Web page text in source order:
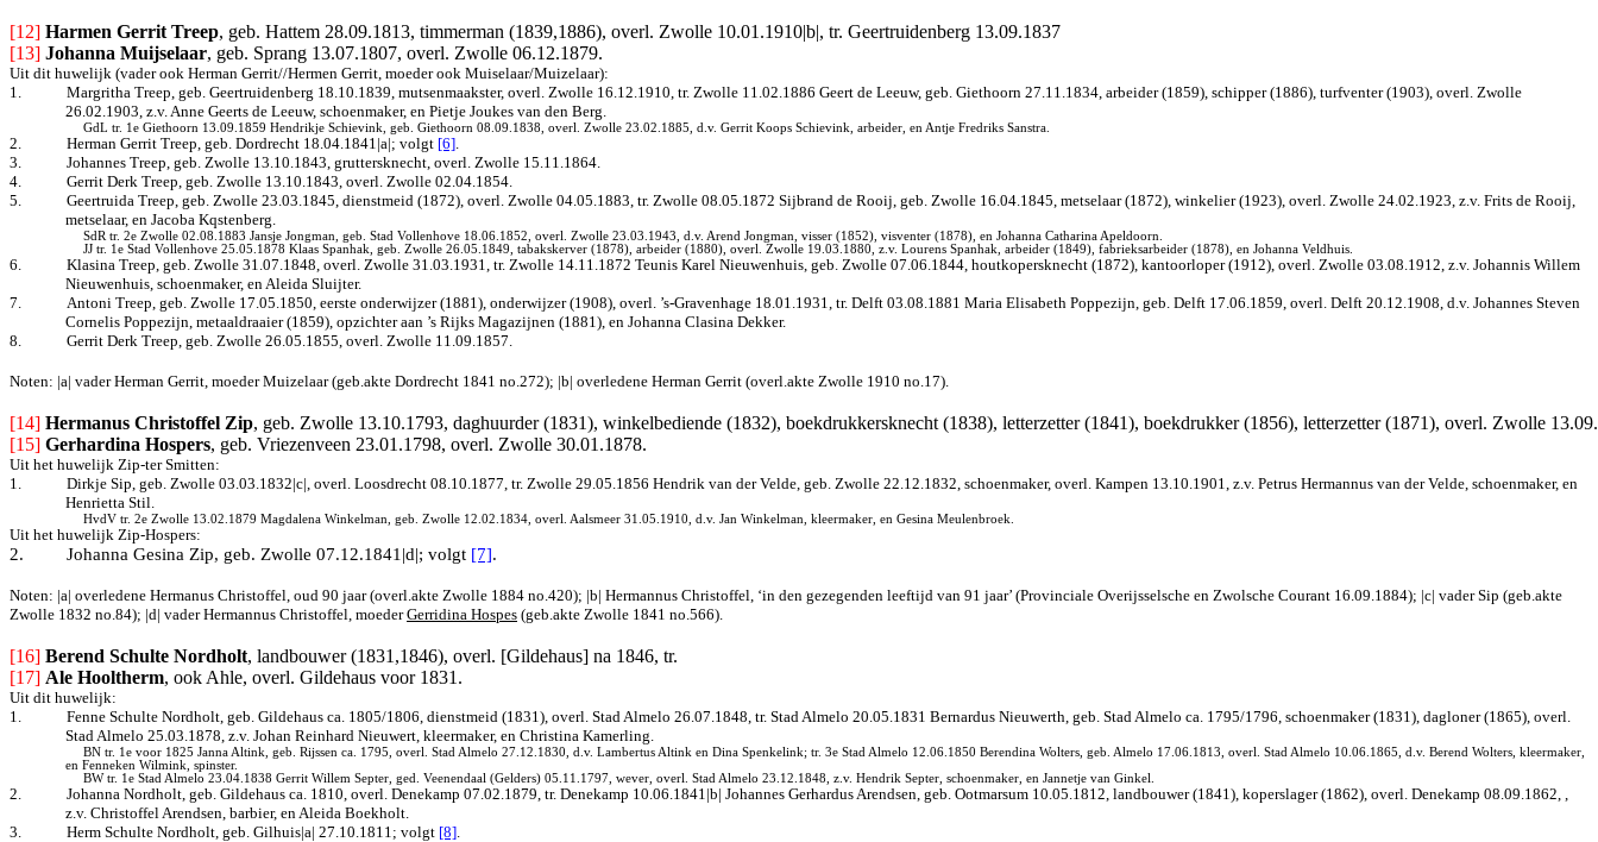
[12] Harmen Gerrit Treep, geb. Hattem 28.09.1813, timmerman (1839,1886), overl. Zwolle 10.01.1910|b|, tr. Geertruidenberg 13.09.1837
[13] Johanna Muijselaar, geb. Sprang 13.07.1807, overl. Zwolle 06.12.1879.
Uit dit huwelijk (vader ook Herman Gerrit//Hermen Gerrit, moeder ook Muiselaar/Muizelaar):
1.
Margritha Treep, geb. Geertruidenberg 18.10.1839, mutsenmaakster, overl. Zwolle 16.12.1910, tr. Zwolle 11.02.1886 Geert de Leeuw, geb. Giethoorn 27.11.1834, arbeider (1859), schipper (1886), turfventer (1903), overl. Zwolle
26.02.1903, z.v. Anne Geerts de Leeuw, schoenmaker, en Pietje Joukes van den Berg.
GdL tr. 1e Giethoorn 13.09.1859 Hendrikje Schievink, geb. Giethoorn 08.09.1838, overl. Zwolle 23.02.1885, d.v. Gerrit Koops Schievink, arbeider, en Antje Fredriks Sanstra.
2. Herman Gerrit Treep, geb. Dordrecht 18.04.1841|a|; volgt [6].
3.
Johannes Treep, geb. Zwolle 13.10.1843, gruttersknecht, overl. Zwolle 15.11.1864.
4.
Gerrit Derk Treep, geb. Zwolle 13.10.1843, overl. Zwolle 02.04.1854.
5.
Geertruida Treep, geb. Zwolle 23.03.1845, dienstmeid (1872), overl. Zwolle 04.05.1883, tr. Zwolle 08.05.1872 Sijbrand de Rooij, geb. Zwolle 16.04.1845, metselaar (1872), winkelier (1923), overl. Zwolle 24.02.1923, z.v. Frits de Rooij,
metselaar, en Jacoba Kqstenberg.
SdR tr. 2e Zwolle 02.08.1883 Jansje Jongman, geb. Stad Vollenhove 18.06.1852, overl. Zwolle 23.03.1943, d.v. Arend Jongman, visser (1852), visventer (1878), en Johanna Catharina Apeldoorn.
JJ tr. 1e Stad Vollenhove 25.05.1878 Klaas Spanhak, geb. Zwolle 26.05.1849, tabakskerver (1878), arbeider (1880), overl. Zwolle 19.03.1880, z.v. Lourens Spanhak, arbeider (1849), fabrieksarbeider (1878), en Johanna Veldhuis.
6.
Klasina Treep, geb. Zwolle 31.07.1848, overl. Zwolle 31.03.1931, tr. Zwolle 14.11.1872 Teunis Karel Nieuwenhuis, geb. Zwolle 07.06.1844, houtkopersknecht (1872), kantoorloper (1912), overl. Zwolle 03.08.1912, z.v. Johannis Willem
Nieuwenhuis, schoenmaker, en Aleida Sluijter.
7.
Antoni Treep, geb. Zwolle 17.05.1850, eerste onderwijzer (1881), onderwijzer (1908), overl. ’s-Gravenhage 18.01.1931, tr. Delft 03.08.1881 Maria Elisabeth Poppezijn, geb. Delft 17.06.1859, overl. Delft 20.12.1908, d.v. Johannes Steven
Cornelis Poppezijn, metaaldraaier (1859), opzichter aan ’s Rijks Magazijnen (1881), en Johanna Clasina Dekker.
8.
Gerrit Derk Treep, geb. Zwolle 26.05.1855, overl. Zwolle 11.09.1857.
Noten: |a| vader Herman Gerrit, moeder Muizelaar (geb.akte Dordrecht 1841 no.272); |b| overledene Herman Gerrit (overl.akte Zwolle 1910 no.17).
[14] Hermanus Christoffel Zip, geb. Zwolle 13.10.1793, daghuurder (1831), winkelbediende (1832), boekdrukkersknecht (1838), letterzetter (1841), boekdrukker (1856), letterzetter (1871), overl. Zwolle
[15] Gerhardina Hospers, geb. Vriezenveen 23.01.1798, overl. Zwolle 30.01.1878.
Uit het huwelijk Zip-ter Smitten:
1.
Dirkje Sip, geb. Zwolle 03.03.1832|c|, overl. Loosdrecht 08.10.1877, tr. Zwolle 29.05.1856 Hendrik van der Velde, geb. Zwolle 22.12.1832, schoenmaker, overl. Kampen 13.10.1901, z.v. Petrus Hermannus van der Velde, schoenmaker, en
Henrietta Stil.
HvdV tr. 2e Zwolle 13.02.1879 Magdalena Winkelman, geb. Zwolle 12.02.1834, overl. Aalsmeer 31.05.1910, d.v. Jan Winkelman, kleermaker, en Gesina Meulenbroek.
Uit het huwelijk Zip-Hospers:
2. Johanna Gesina Zip, geb. Zwolle 07.12.1841|d|; volgt [7].
Noten: |a| overledene Hermanus Christoffel, oud 90 jaar (overl.akte Zwolle 1884 no.420); |b| Hermannus Christoffel, ‘in den gezegenden leeftijd van 91 jaar’ (Provinciale Overijsselsche en Zwolsche Courant 16.09.1884); |c| vader Sip (geb.akte
Zwolle 1832 no.84); |d| vader Hermannus Christoffel, moederGerridina Hospes (geb.akte Zwolle 1841 no.566).
[16] Berend Schulte Nordholt, landbouwer (1831,1846), overl. [Gildehaus] na 1846, tr.
[17] Ale Hooltherm, ook Ahle, overl. Gildehaus voor 1831.
Uit dit huwelijk:
1.
Fenne Schulte Nordholt, geb. Gildehaus ca. 1805/1806, dienstmeid (1831), overl. Stad Almelo 26.07.1848, tr. Stad Almelo 20.05.1831 Bernardus Nieuwerth, geb. Stad Almelo ca. 1795/1796, schoenmaker (1831), dagloner (1865), overl.
Stad Almelo 25.03.1878, z.v. Johan Reinhard Nieuwert, kleermaker, en Christina Kamerling.
BN tr. 1e voor 1825 Janna Altink, geb. Rijssen ca. 1795, overl. Stad Almelo 27.12.1830, d.v. Lambertus Altink en Dina Spenkelink; tr. 3e Stad Almelo 12.06.1850 Berendina Wolters, geb. Almelo 17.06.1813, overl. Stad Almelo 10.06.1865, d.v. Berend Wolters, kleermaker,
en Fenneken Wilmink, spinster.
BW tr. 1e Stad Almelo 23.04.1838 Gerrit Willem Septer, ged. Veenendaal (Gelders) 05.11.1797, wever, overl. Stad Almelo 23.12.1848, z.v. Hendrik Septer, schoenmaker, en Jannetje van Ginkel.
2.
Johanna Nordholt, geb. Gildehaus ca. 1810, overl. Denekamp 07.02.1879, tr. Denekamp 10.06.1841|b| Johannes Gerhardus Arendsen, geb. Ootmarsum 10.05.1812, landbouwer (1841), koperslager (1862), overl. Denekamp 08.09.1862, ,
z.v. Christoffel Arendsen, barbier, en Aleida Boekholt.
3.
Herm Schulte Nordholt, geb. Gilhuis|a| 27.10.1811; volgt [8].